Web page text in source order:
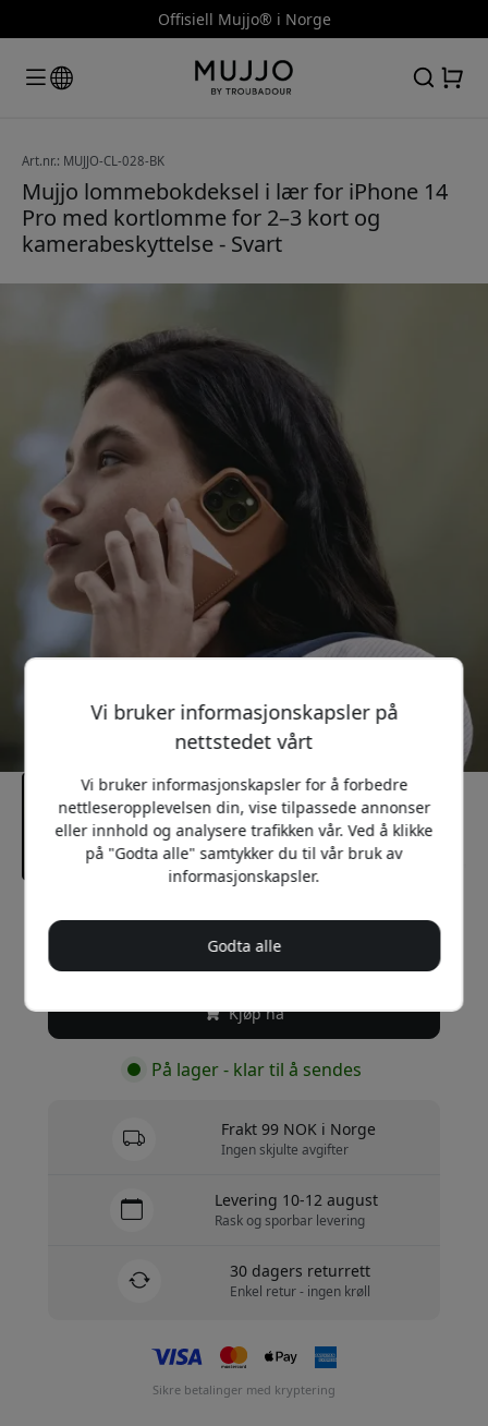
Offisiell Mujjo® i Norge
Art.nr.: MUJJO-CL-028-BK
Mujjo lommebokdeksel i lær for iPhone 14
Pro med kortlomme for 2–3 kort og
kamerabeskyttelse - Svart
Anbefalt pris
349 NOK
Kjøp nå
På lager - klar til å sendes
Frakt 99 NOK i Norge
Ingen skjulte avgifter
Levering 10-12 august
Rask og sporbar levering
30 dagers returrett
Enkel retur - ingen krøll
Sikre betalinger med kryptering
Vi bruker informasjonskapsler på
nettstedet vårt
Vi bruker informasjonskapsler for å forbedre
nettleseropplevelsen din, vise tilpassede annonser
eller innhold og analysere trafikken vår. Ved å klikke
på "Godta alle" samtykker du til vår bruk av
informasjonskapsler.
Godta alle